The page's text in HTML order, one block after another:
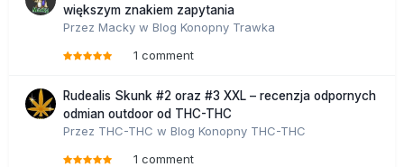
większym znakiem zapytania
Przez Macky w Blog Konopny Trawka
1 comment
Rudealis Skunk #2 oraz #3 XXL – recenzja odpornych
odmian outdoor od THC-THC
Przez THC-THC w Blog Konopny THC-THC
1 comment